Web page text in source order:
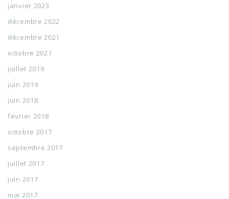
janvier 2023
décembre 2022
décembre 2021
octobre 2021
juillet 2019
juin 2019
juin 2018
février 2018
octobre 2017
septembre 2017
juillet 2017
juin 2017
mai 2017